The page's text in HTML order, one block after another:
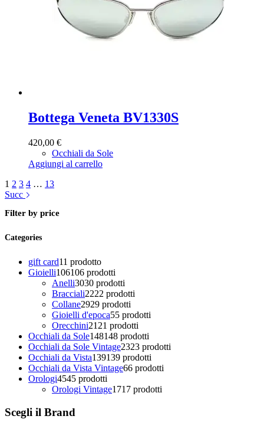
Bottega Veneta BV1330S
420,00 €
Occhiali da Sole
Aggiungi al carrello
1 2 3 4 … 13
Succ
Filter by price
Categories
gift card11 prodotto
Gioielli106106 prodotti
Anelli3030 prodotti
Bracciali2222 prodotti
Collane2929 prodotti
Gioielli d'epoca55 prodotti
Orecchini21 21 prodotti
Occhiali da Sole148148 prodotti
Occhiali da Sole Vintage2323 prodotti
Occhiali da Vista139139 prodotti
Occhiali da Vista Vintage66 prodotti
Orologi4545 prodotti
Orologi Vintage1717 prodotti
Scegli il Brand